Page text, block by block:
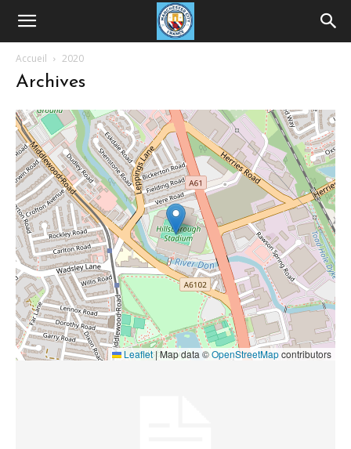
Accueil 2020
Archives
Leaflet |Map data ©OpenStreetMapcontributors